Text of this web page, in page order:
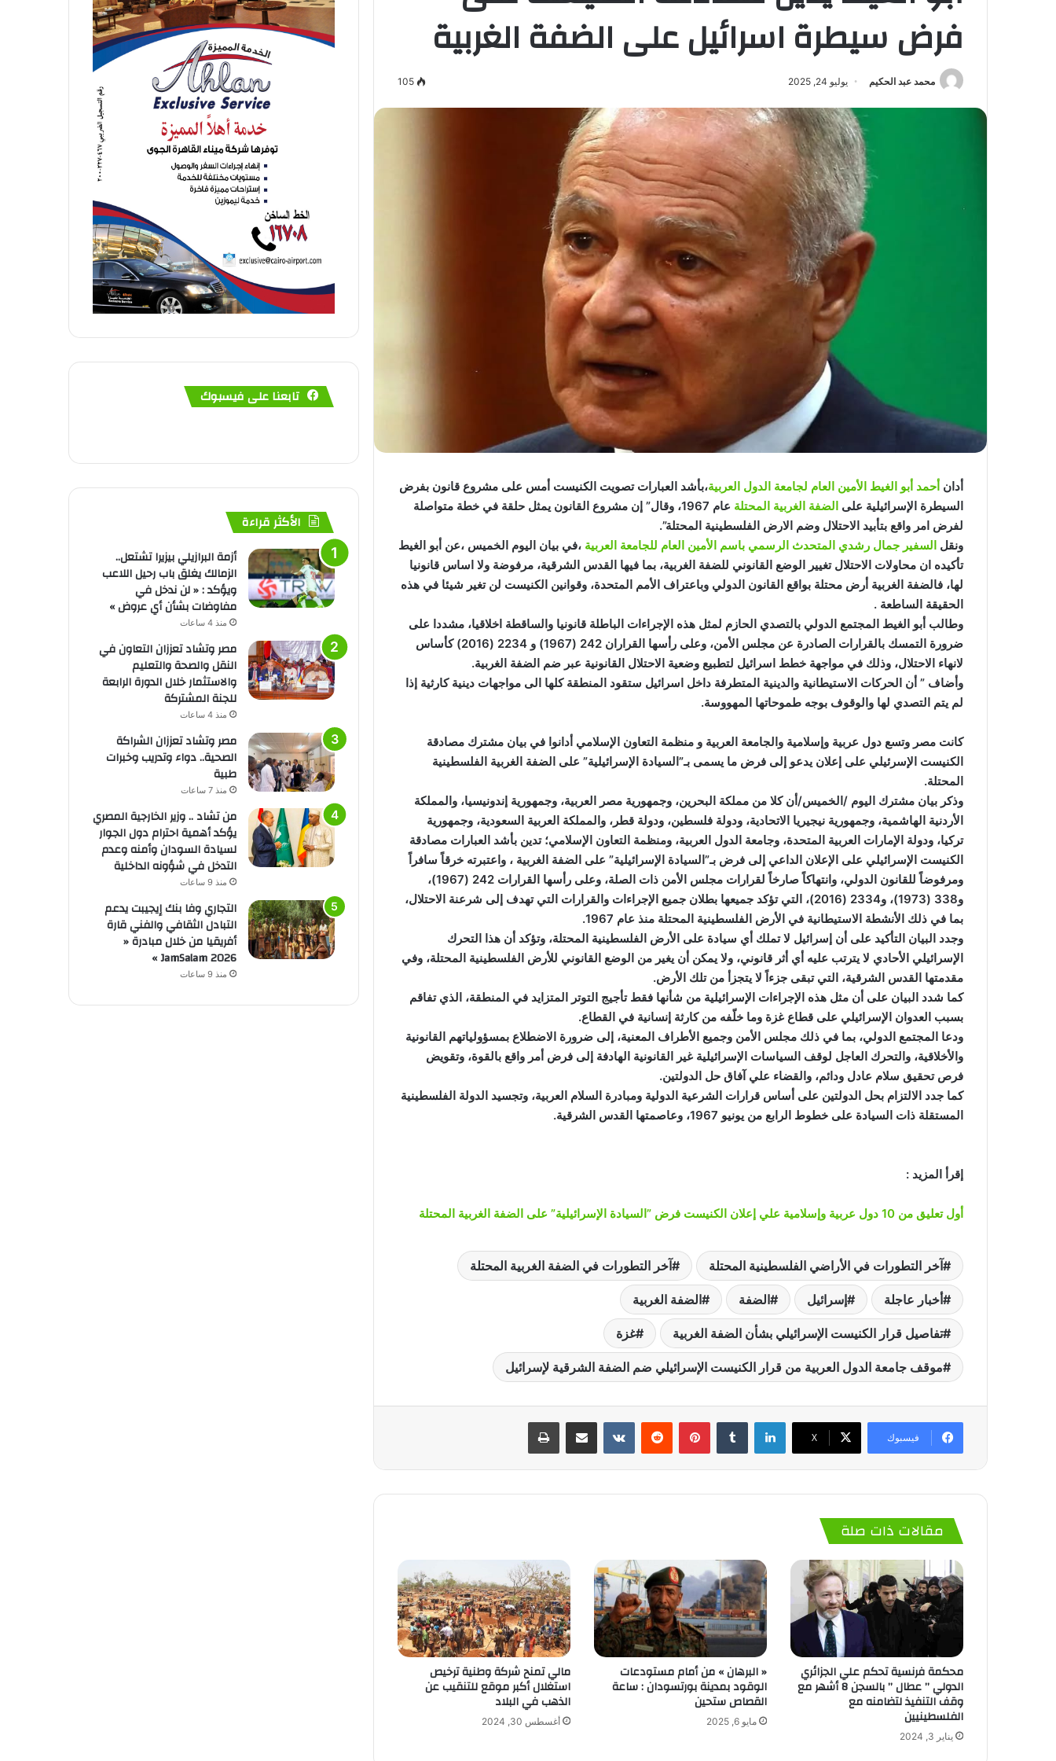
فرض سيطرة اسرائيل على الضفة الغربية
محمد عبد الحكيم يوليو 24, 2025 105
أدان أحمد أبو الغيط الأمين العام لجامعة الدول العربية،بأشد العبارات تصويت الكنيست أمس على مشروع قانون بفرض
السيطرة الإسرائيلية على الضفة الغربية المحتلة
عام 1967، وقال” إن مشروع القانون يمثل حلقة في خطة متواصلة
لفرض امر واقع بتأبيد الاحتلال وضم الارض الفلسطينية المحتلة”.
ونقل السفير جمال رشدي المتحدث الرسمي باسم الأمين العام للجامعة العربية ،في بيان اليوم الخميس ،عن أبو الغيط
تأكيده ان محاولات الاحتلال تغيير الوضع القانوني للضفة الغربية، بما فيها القدس الشرقية، مرفوضة ولا اساس قانونيا
لها، فالضفة الغربية أرض محتلة بواقع القانون الدولي وباعتراف الأمم المتحدة، وقوانين الكنيست لن تغير شيئا في هذه
الحقيقة الساطعة .
وطالب أبو الغيط المجتمع الدولي بالتصدي الحازم لمثل هذه الإجراءات الباطلة قانونيا والساقطة اخلاقيا، مشددا على
ضرورة التمسك بالقرارات الصادرة عن مجلس الأمن، وعلى رأسها القراران 242 (1967) و 2234 (2016) كأساس
لانهاء الاحتلال، وذلك في مواجهة خطط اسرائيل لتطبيع وضعية الاحتلال القانونية عبر ضم الضفة الغربية.
وأضاف ” أن الحركات الاستيطانية والدينية المتطرفة داخل اسرائيل ستقود المنطقة كلها الى مواجهات دينية كارثية إذا
لم يتم التصدي لها والوقوف بوجه طموحاتها المهووسة.
كانت مصر وتسع دول عربية وإسلامية والجامعة العربية و منظمة التعاون الإسلامي أدانوا في بيان مشترك مصادقة
الكنيست الإسرئيلي على إعلان يدعو إلى فرض ما يسمى بـ”السيادة الإسرائيلية” على الضفة الغربية الفلسطينية
المحتلة.
وذكر بيان مشترك اليوم /الخميس/أن كلا من مملكة البحرين، وجمهورية مصر العربية، وجمهورية إندونيسيا، والمملكة
الأردنية الهاشمية، وجمهورية نيجيريا الاتحادية، ودولة فلسطين، ودولة قطر، والمملكة العربية السعودية، وجمهورية
تركيا، ودولة الإمارات العربية المتحدة، وجامعة الدول العربية، ومنظمة التعاون الإسلامي؛ تدين بأشد العبارات مصادقة
الكنيست الإسرائيلي على الإعلان الداعي إلى فرض بـ”السيادة الإسرائيلية” على الضفة الغربية ، واعتبرته خرقاً سافراً
ومرفوضاً للقانون الدولي، وانتهاكاً صارخاً لقرارات مجلس الأمن ذات الصلة، وعلى رأسها القرارات 242 (1967)،
و338 (1973)، و2334 (2016)، التي تؤكد جميعها بطلان جميع الإجراءات والقرارات التي تهدف إلى شرعنة الاحتلال،
بما في ذلك الأنشطة الاستيطانية في الأرض الفلسطينية المحتلة منذ عام 1967.
وجدد البيان التأكيد على أن إسرائيل لا تملك أي سيادة على الأرض الفلسطينية المحتلة، وتؤكد أن هذا التحرك
الإسرائيلي الأحادي لا يترتب عليه أي أثر قانوني، ولا يمكن أن يغير من الوضع القانوني للأرض الفلسطينية المحتلة، وفي
مقدمتها القدس الشرقية، التي تبقى جزءاً لا يتجزأ من تلك الأرض.
كما شدد البيان على أن مثل هذه الإجراءات الإسرائيلية من شأنها فقط تأجيج التوتر المتزايد في المنطقة، الذي تفاقم
بسبب العدوان الإسرائيلي على قطاع غزة وما خلّفه من كارثة إنسانية في القطاع.
ودعا المجتمع الدولي، بما في ذلك مجلس الأمن وجميع الأطراف المعنية، إلى ضرورة الاضطلاع بمسؤولياتهم القانونية
والأخلاقية، والتحرك العاجل لوقف السياسات الإسرائيلية غير القانونية الهادفة إلى فرض أمر واقع بالقوة، وتقويض
فرص تحقيق سلام عادل ودائم، والقضاء علي آفاق حل الدولتين.
كما جدد الالتزام بحل الدولتين على أساس قرارات الشرعية الدولية ومبادرة السلام العربية، وتجسيد الدولة الفلسطينية
المستقلة ذات السيادة على خطوط الرابع من يونيو 1967، وعاصمتها القدس الشرقية.
إقرأ المزيد :
أول تعليق من 10 دول عربية وإسلامية علي إعلان الكنيست فرض ”السيادة الإسرائيلية” على الضفة الغربية المحتلة
آخر التطورات في الأراضي الفلسطينية المحتلة آخر التطورات في الضفة الغربية المحتلة
أخبار عاجلة إسرائيل الضفة الضفة الغربية
تفاصيل قرار الكنيست الإسرائيلي بشأن الضفة الغربية غزة
موقف جامعة الدول العربية من قرار الكنيست الإسرائيلي ضم الضفة الشرقية لإسرائيل
فيسبوك ‫X
لينكدإن بينتيريست
مقالات ذات صلة
محكمة فرنسية تحكم علي الجزائري
الدولي ” عطال ” بالسجن 8 أشهر مع
وقف التنفيذ لتضامنه مع
الفلسطينيين
يناير 3, 2024
« البرهان » من أمام مستودعات
الوقود بمدينة بورتسودان : ساعة
القصاص ستحين
مايو 6, 2025
مالي تمنح شركة وطنية ترخيص
استغلال أكبر موقع للتنقيب عن
الذهب في البلاد
أغسطس 30, 2024
تابعنا على فيسبوك
الأكثر قراءة
أزمة البرازيلي بيزيرا تشتعل..
الزمالك يغلق باب رحيل اللاعب
ويؤكد : « لن ندخل في
مفاوضات بشأن أي عروض »
منذ 4 ساعات
مصر وتشاد تعززان التعاون في
النقل والصحة والتعليم
والاستثمار خلال الدورة الرابعة
للجنة المشتركة
منذ 4 ساعات
مصر وتشاد تعززان الشراكة
الصحية.. دواء وتدريب وخبرات
طبية
منذ 7 ساعات
من تشاد .. وزير الخارجية المصري
يؤكد أهمية احترام دول الجوار
لسيادة السودان وأمنه وعدم
التدخل في شؤونه الداخلية
منذ 9 ساعات
التجاري وفا بنك إيجيبت يدعم
التبادل الثقافي والفني قارة
أفريقيا من خلال مبادرة «
JamSalam 2026 »
منذ 9 ساعات